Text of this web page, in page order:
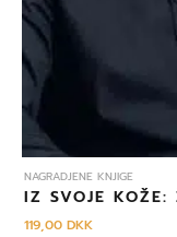
NAGRADJENE KNJIGE
IZ SVOJE KOŽE:
119,00DKK